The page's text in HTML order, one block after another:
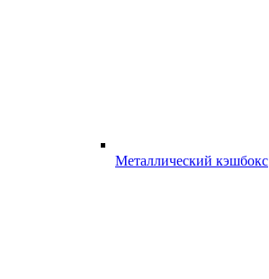
Металлический кэшбокс